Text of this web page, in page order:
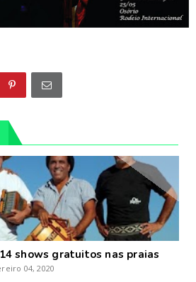
shows gratuitos nas praias
04, 2020